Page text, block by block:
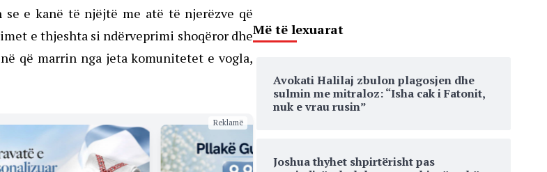
se e kanë të njëjtë me atë të njerëzve që
e thjeshta si ndërveprimi shoqëror dhe
që marrin nga jeta komunitetet e vogla,
Reklamë
Më të lexuarat
Avokati Halilaj zbulon plagosjen dhe
sulmin me mitraloz: “Isha cak i Fatonit,
nuk e vrau rusin”
Joshua thyhet shpirtërisht pas